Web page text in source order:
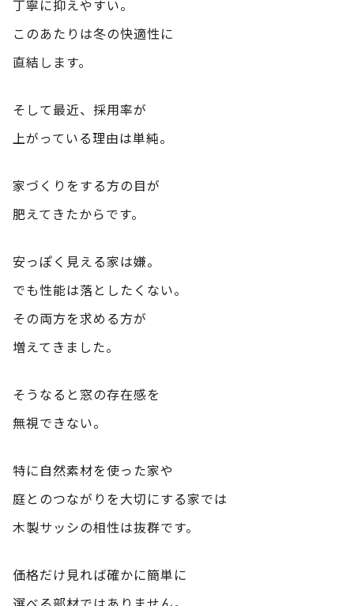
丁寧に抑えやすい。
このあたりは冬の快適性に
直結します。
そして最近、採用率が
上がっている理由は単純。
家づくりをする方の目が
肥えてきたからです。
安っぽく見える家は嫌。
でも性能は落としたくない。
その両方を求める方が
増えてきました。
そうなると窓の存在感を
無視できない。
特に自然素材を使った家や
庭とのつながりを大切にする家では
木製サッシの相性は抜群です。
価格だけ見れば確かに簡単に